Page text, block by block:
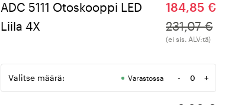
ADC 5111 Otoskooppi LED
Liila 4X
184,85 €
231,07 €
(ei sis. ALV:tä)
Valitse määrä: Varastossa -
Määrä
+